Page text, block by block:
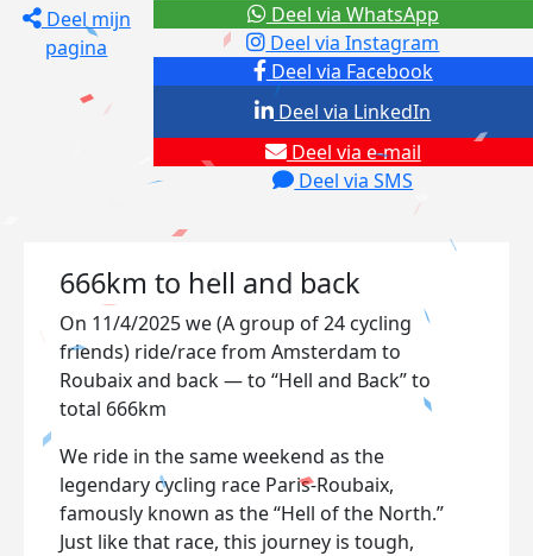
Deel mijn
pagina
Deel via Facebook
Deel via Instagram
Deel via e-mail
Deel via SMS
Deel via LinkedIn
Deel via WhatsApp
666km to hell and back
On 11/4/2025 we (A group of 24 cycling
friends) ride/race from Amsterdam to
Roubaix and back — to “Hell and Back” to
total 666km
We ride in the same weekend as the
legendary cycling race Paris-Roubaix,
famously known as the “Hell of the North.”
Just like that race, this journey is tough,